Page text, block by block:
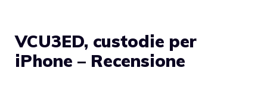
VCU3ED, custodie per
iPhone – Recensione